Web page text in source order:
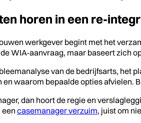
horen in een re-
werkgever begint met het
WIA-aanvraag, maar baseert zich
van de bedrijfsarts, het
waarom bepaalde opties afvielen.
dan hoort de regie en
casemanager verzuim, juist om